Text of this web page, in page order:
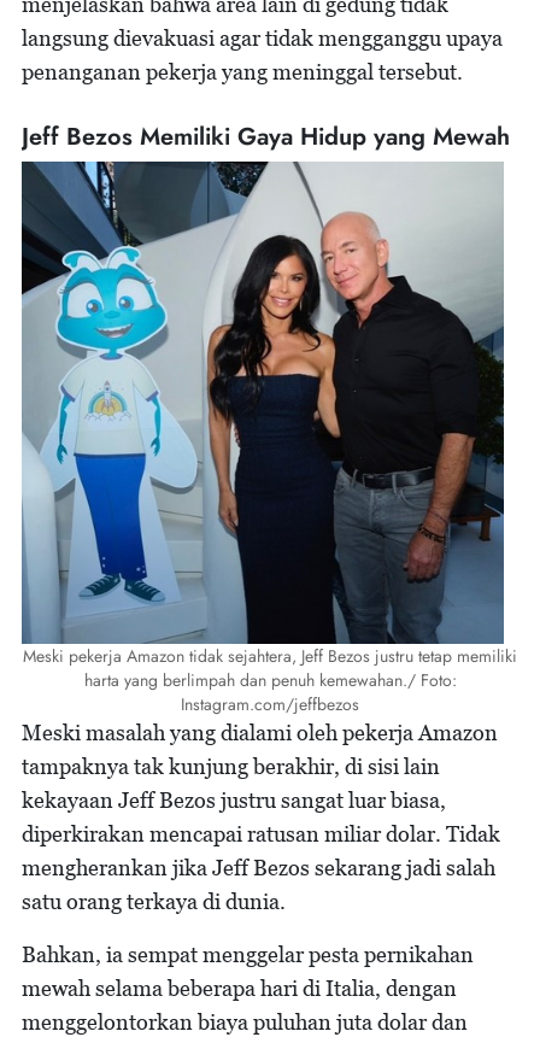
langsung dievakuasi agar tidak mengganggu upaya
penanganan pekerja yang meninggal tersebut.
Jeff Bezos Memiliki Gaya Hidup yang Mewah
Meski pekerja Amazon tidak sejahtera, Jeff Bezos justru tetap memiliki
harta yang berlimpah dan penuh kemewahan./ Foto:
Instagram.com/jeffbezos
Meski masalah yang dialami oleh pekerja Amazon
tampaknya tak kunjung berakhir, di sisi lain
kekayaan Jeff Bezos justru sangat luar biasa,
diperkirakan mencapai ratusan miliar dolar. Tidak
mengherankan jika Jeff Bezos sekarang jadi salah
satu orang terkaya di dunia.
Bahkan, ia sempat menggelar pesta pernikahan
mewah selama beberapa hari di Italia, dengan
menggelontorkan biaya puluhan juta dolar dan